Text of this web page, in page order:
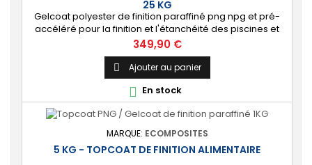
25 KG
Gelcoat polyester de finition paraffiné png npg et pré-
accéléré pour la finition et l'étanchéité des piscines et
bassins. [Finition] : Fournit une couche extérieure lisse
brillante qualité immersion. [Étanche] : Étanchéifie votre
stratification résine et fibre de verre. Livré avec son
catalyseur PMEC 50 cl
Prix
349,90 €
 Ajouter au panier
 En stock
MARQUE: ECOMPOSITES
5 KG - TOPCOAT DE FINITION ALIMENTAIRE